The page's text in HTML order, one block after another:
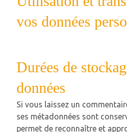
vos données
Durées de
données
Si vous laissez un
ses métadonnées sont
permet de reconnaître et